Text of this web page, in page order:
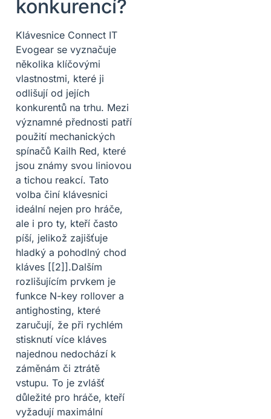
konkurencí?
Klávesnice Connect IT
Evogear se vyznačuje
několika klíčovými
vlastnostmi, které ji
odlišují od jejích
konkurentů na trhu. Mezi
významné přednosti patří
použití mechanických
spínačů Kailh Red, které
jsou známy svou liniovou
a tichou reakcí. Tato
volba činí klávesnici
ideální nejen pro hráče,
ale i pro ty, kteří často
píší, jelikož zajišťuje
hladký a pohodlný chod
kláves [[2]].Dalším
rozlišujícím prvkem je
funkce N-key rollover a
antighosting, které
zaručují, že při rychlém
stisknutí více kláves
najednou nedochází k
záměnám či ztrátě
vstupu. To je zvlášť
důležité pro hráče, kteří
vyžadují maximální